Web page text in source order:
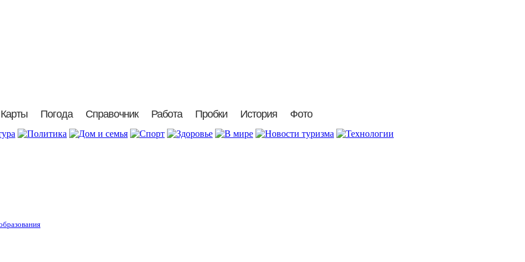
Карты Погода Справочник Работа Пробки История Фото